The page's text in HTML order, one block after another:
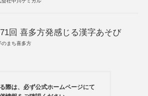
回 喜多方発感じる漢字あそび
のまち喜多方
際は、必ず公式ホームページにて